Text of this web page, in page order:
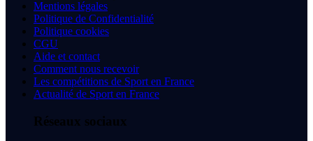
Mentions légales
Politique de Confidentialité
Politique cookies
CGU
Aide et contact
Comment nous recevoir
Les compétitions de Sport en France
Actualité de Sport en France
Réseaux sociaux